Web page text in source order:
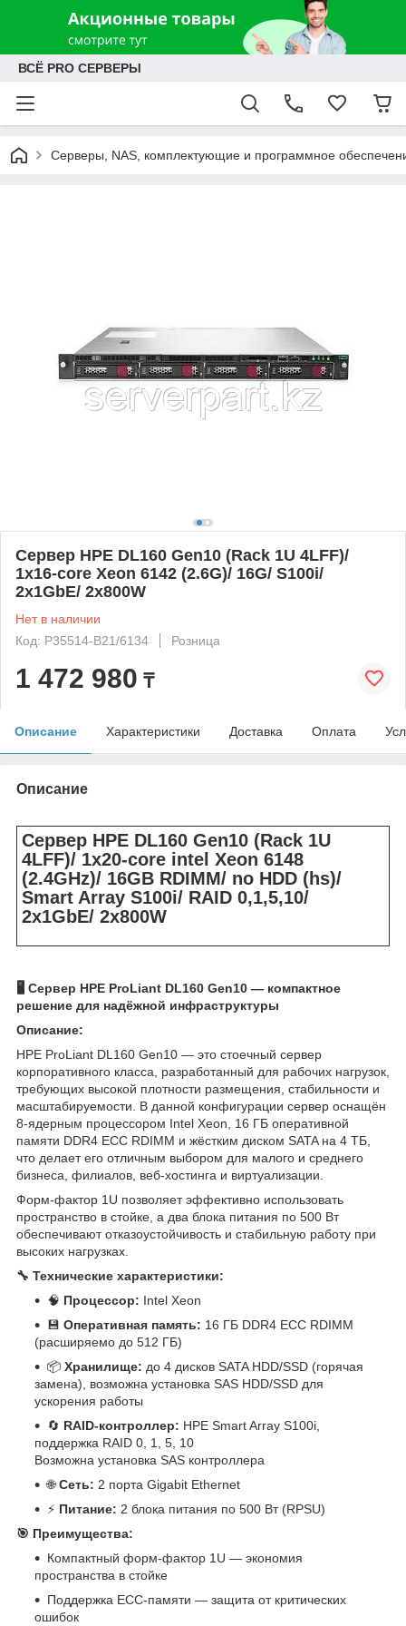
ВСЁ PRO СЕРВЕРЫ
Серверы, NAS, комплектующие и программное
Сервер HPE DL160 Gen10 (Rack 1U 4LFF)/
1x16-core Xeon 6142 (2.6G)/ 16G/ S100i/
2x1GbE/ 2x800W
Нет в наличии
Код: P35514-B21/6134
Розница
1 472 980 ₸
Описание Характеристики Доставка Оплата
Описание
Сервер HPE DL160 Gen10 (Rack 1U
4LFF)/ 1x20-core intel Xeon 6148
(2.4GHz)/ 16GB RDIMM/ no HDD (hs)/
Smart Array S100i/ RAID 0,1,5,10/
2x1GbE/ 2x800W
🖥️ Сервер HPE ProLiant DL160 Gen10 — компактное
решение для надёжной инфраструктуры
Описание:
HPE ProLiant DL160 Gen10 — это стоечный сервер
корпоративного класса, разработанный для рабочих нагрузок,
требующих высокой плотности размещения, стабильности и
масштабируемости. В данной конфигурации сервер оснащён
8-ядерным процессором Intel Xeon, 16 ГБ оперативной
памяти DDR4 ECC RDIMM и жёстким диском SATA на 4 ТБ,
что делает его отличным выбором для малого и среднего
бизнеса, филиалов, веб-хостинга и виртуализации.
Форм-фактор 1U позволяет эффективно использовать
пространство в стойке, а два блока питания по 500 Вт
обеспечивают отказоустойчивость и стабильную работу при
высоких нагрузках.
🔧 Технические характеристики:
🧠 Процессор: Intel Xeon
💾 Оперативная память: 16 ГБ DDR4 ECC RDIMM
(расширяемо до 512 ГБ)
📦 Хранилище: до 4 дисков SATA HDD/SSD (горячая
замена), возможна установка SAS HDD/SSD для
ускорения работы
🔄 RAID-контроллер: HPE Smart Array S100i,
поддержка RAID 0, 1, 5, 10
Возможна установка SAS контроллера
🌐Сеть: 2 порта Gigabit Ethernet
⚡ Питание: 2 блока питания по 500 Вт (RPSU)
🎯 Преимущества:
Компактный форм-фактор 1U — экономия
пространства в стойке
Поддержка ECC-памяти — защита от критических
ошибок